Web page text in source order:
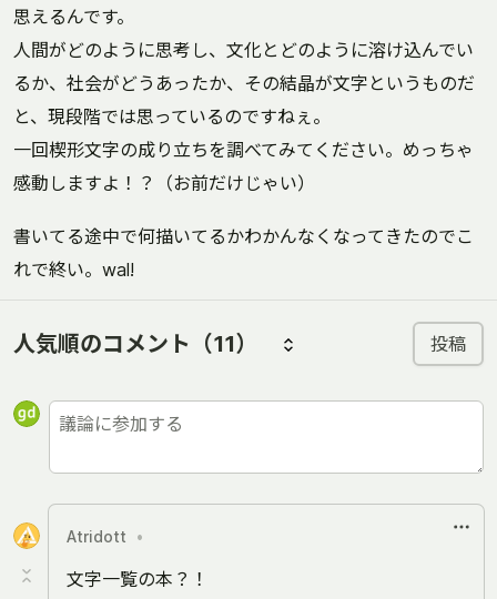
思えるんです。
人間がどのように思考し、文化とどのように溶け込んでい
るか、社会がどうあったか、その結晶が文字というものだ
と、現段階では思っているのですねぇ。
一回楔形文字の成り立ちを調べてみてください。めっちゃ
感動しますよ！？（お前だけじゃい）
書いてる途中で何描いてるかわかんなくなってきたのでこ
れで終い。wal!
人気順のコメント （11） 投稿
Atridott •
文字一覧の本？！